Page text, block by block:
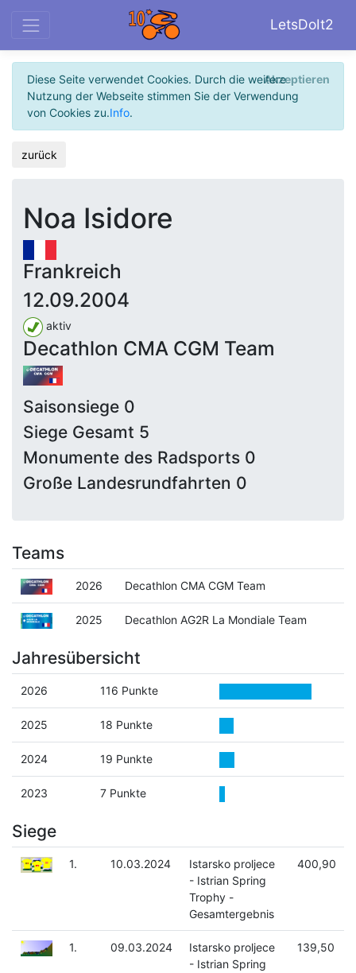
LetsDoIt2
Diese Seite verwendet Cookies. Durch die weitere
Nutzung der Webseite stimmen Sie der Verwendung
von Cookies zu.Info.
Akzeptieren
zurück
Noa Isidore
Frankreich
12.09.2004
aktiv
Decathlon CMA CGM Team
Saisonsiege 0
Siege Gesamt 5
Monumente des Radsports 0
Große Landesrundfahrten 0
Teams
2026 Decathlon CMA CGM Team
2025 Decathlon AG2R La Mondiale Team
Jahresübersicht
2026 116 Punkte
2025 18 Punkte
2024 19 Punkte
2023 7 Punkte
Siege
1. 10.03.2024
Istarsko proljece
- Istrian Spring
Trophy -
Gesamtergebnis
400,90
1. 09.03.2024
Istarsko proljece
- Istrian Spring
139,50